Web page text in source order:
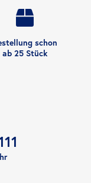
schon
ab 25 Stück